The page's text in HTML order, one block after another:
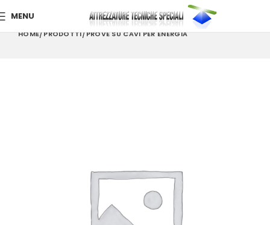
MENU
HOME PRODOTTI PROVE SU CAVI PER ENERGIA